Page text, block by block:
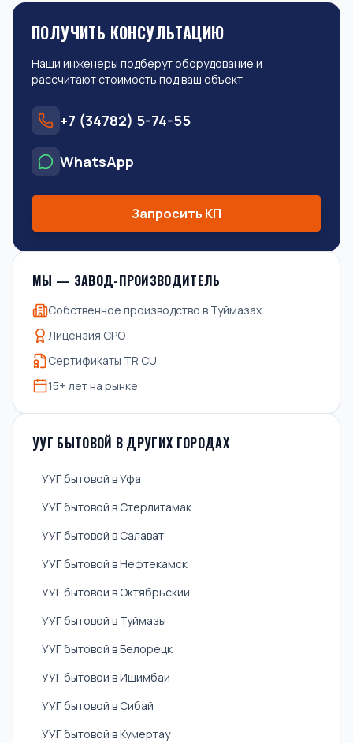
ПОЛУЧИТЬ КОНСУЛЬТАЦИЮ
Наши инженеры подберут оборудование и
рассчитают стоимость под ваш объект
+7 (34782) 5-74-55
WhatsApp
Запросить КП
МЫ — ЗАВОД-ПРОИЗВОДИТЕЛЬ
Собственное производство в Туймазах
Лицензия СРО
Сертификаты TR CU
15+ лет на рынке
УУГ БЫТОВОЙ В ДРУГИХ ГОРОДАХ
УУГ бытовой в Уфа
УУГ бытовой в Стерлитамак
УУГ бытовой в Салават
УУГ бытовой в Нефтекамск
УУГ бытовой в Октябрьский
УУГ бытовой в Туймазы
УУГ бытовой в Белорецк
УУГ бытовой в Ишимбай
УУГ бытовой в Сибай
УУГ бытовой в Кумертау